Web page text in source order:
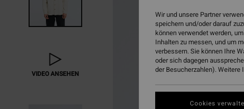
VIDEO ANSEHEN
Wir und unsere Partner
speichern und/oder darauf
können verwendet werden,
Inhalten zu messen, und um
verbessern. Sie können Ihre
oder sich dagegen
der Besucherzahlen).
Cookies